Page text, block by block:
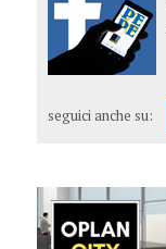
seguici anche su: